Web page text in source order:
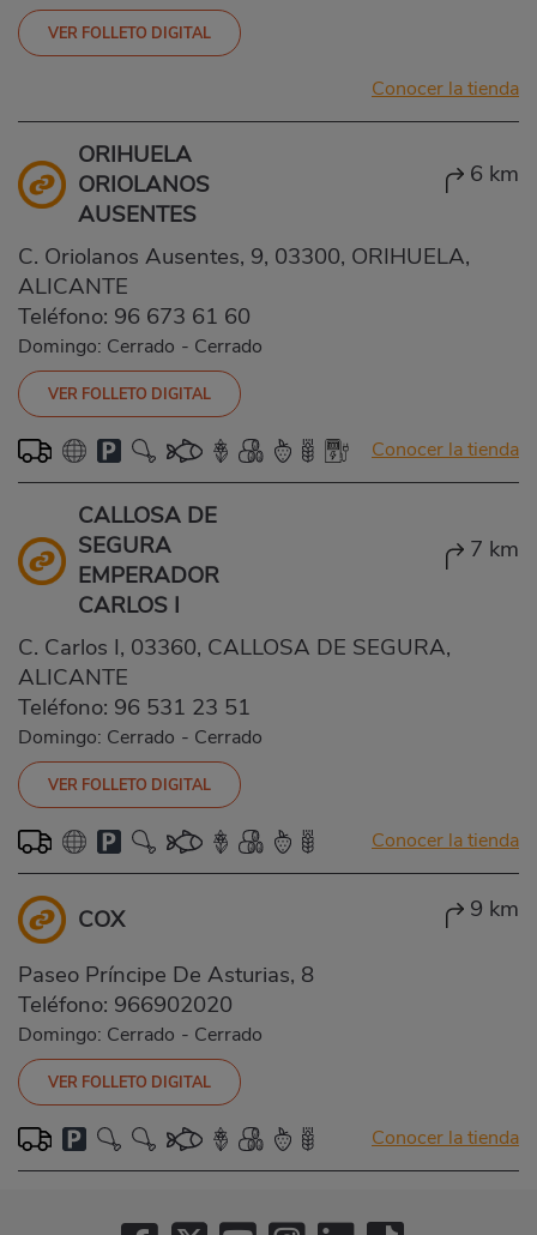
VER FOLLETO DIGITAL
Conocer la tienda
ORIHUELA
ORIOLANOS
AUSENTES
6 km
C. Oriolanos Ausentes, 9, 03300, ORIHUELA,
ALICANTE
Teléfono: 96 673 61 60
Domingo: Cerrado - Cerrado
VER FOLLETO DIGITAL
Conocer la tienda
CALLOSA DE
SEGURA
EMPERADOR
CARLOS I
7 km
C. Carlos I, 03360, CALLOSA DE SEGURA,
ALICANTE
Teléfono: 96 531 23 51
Domingo: Cerrado - Cerrado
VER FOLLETO DIGITAL
Conocer la tienda
COX 9 km
Paseo Príncipe De Asturias, 8
Teléfono: 966902020
Domingo: Cerrado - Cerrado
VER FOLLETO DIGITAL
Conocer la tienda